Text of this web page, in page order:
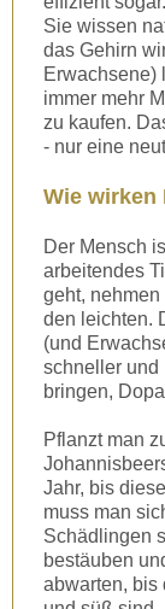
Sie wissen
das Gehirn
Erwachsene)
immer mehr
zu kaufen.
- nur eine
Wie wirken
Der Mensch
arbeitendes
geht,
den leichten.
(und
schneller und
bringen,
Pflanzt man
Jahr, bis
muss man
Schädlingen
bestäuben
abwarten, bis